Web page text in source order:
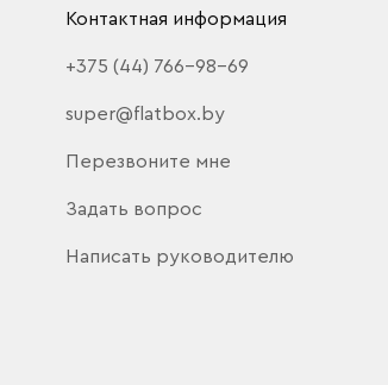
Контактная информация
+375 (44) 766-98-69
super@flatbox.by
Перезвоните мне
Задать вопрос
Написать руководителю